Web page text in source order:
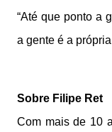
“Até que ponto a
a gente é a própria
Sobre Filipe Ret
Com mais de 10